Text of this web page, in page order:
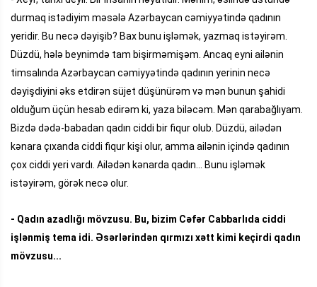
durmaq istədiyim məsələ Azərbaycan cəmiyyətində qadının
yeridir. Bu necə dəyişib? Bax bunu işləmək, yazmaq istəyirəm.
Düzdü, hələ beynimdə tam bişirməmişəm. Ancaq eyni ailənin
timsalında Azərbaycan cəmiyyətində qadının yerinin necə
dəyişdiyini əks etdirən süjet düşünürəm və mən bunun şahidi
olduğum üçün hesab edirəm ki, yaza biləcəm. Mən qarabağlıyam.
Bizdə dədə-babadan qadın ciddi bir fiqur olub. Düzdü, ailədən
kənara çıxanda ciddi fiqur kişi olur, amma ailənin içində qadının
çox ciddi yeri vardı. Ailədən kənarda qadın... Bunu işləmək
istəyirəm, görək necə olur.
- Qadın azadlığı mövzusu. Bu, bizim Cəfər Cabbarlıda ciddi
işlənmiş tema idi. Əsərlərindən qırmızı xətt kimi keçirdi qadın
mövzusu...